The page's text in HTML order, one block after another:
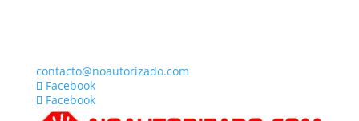
contacto@noautorizado.com
Facebook
Facebook